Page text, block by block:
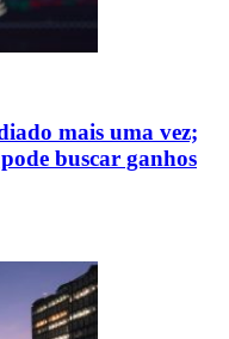
mais uma vez;
buscar ganhos